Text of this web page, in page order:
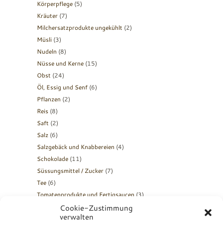
Cookie-Zustimmung
verwalten
Körperpflege (5)
Kräuter (7)
Milchersatzprodukte ungekühlt (2)
Müsli (3)
Nudeln (8)
Nüsse und Kerne (15)
Obst (24)
Öl, Essig und Senf (6)
Pflanzen (2)
Reis (8)
Saft (2)
Salz (6)
Salzgebäck und Knabbereien (4)
Schokolade (11)
Süssungsmittel / Zucker (7)
Tee (6)
Tomatenprodukte und Fertigsaucen (3)
Trockenfrüchte(7)
Wasch- und Putzmittel